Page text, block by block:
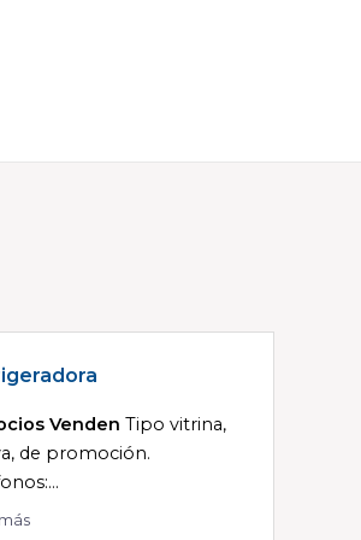
Venden Tipo vitrina,
de promoción.